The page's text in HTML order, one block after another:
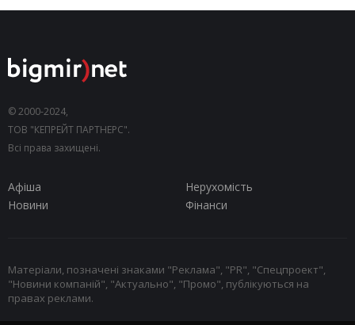
© 2000-2024,
ТОВ "КЕПРЕЙТ ПАРТНЕРС".
Всі права захищені.
Афіша
Нерухомість
Новини
Фінанси
Матеріали, позначені знаками "Реклама", "PR", "Спецпроект",
"Новини компаній", "Актуально", "Промо", публікуються на
правах реклами.